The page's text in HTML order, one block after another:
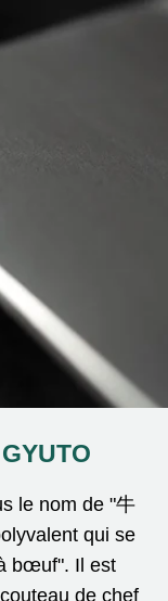
le nom de "牛
qui se
bœuf". Il est
de chef